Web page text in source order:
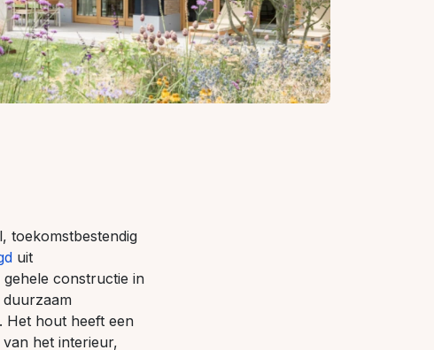
toekomstbestendig
uit
constructie in
Het hout heeft een
het interieur,